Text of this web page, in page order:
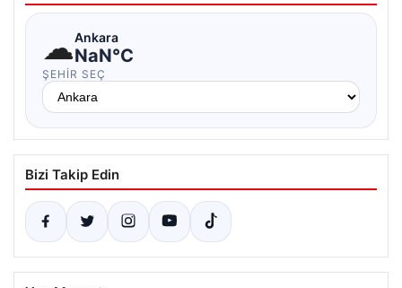
☁Ankara
NaN°C
ŞEHIR SEÇ
Bizi Takip Edin